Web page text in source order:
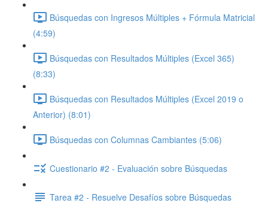
Búsquedas con Ingresos Múltiples + Fórmula Matricial
(4:59)
Búsquedas con Resultados Múltiples (Excel 365)
(8:33)
Búsquedas con Resultados Múltiples (Excel 2019 o
Anterior) (8:01)
Búsquedas con Columnas Cambiantes (5:06)
Cuestionario #2 - Evaluación sobre Búsquedas
Tarea #2 - Resuelve Desafíos sobre Búsquedas